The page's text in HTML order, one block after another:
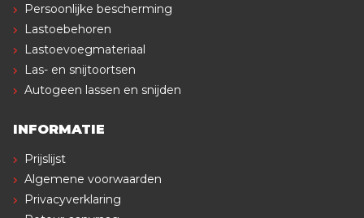
Persoonlijke bescherming
Lastoebehoren
Lastoevoegmateriaal
Las- en snijtoortsen
Autogeen lassen en snijden
INFORMATIE
Prijslijst
Algemene voorwaarden
Privacyverklaring